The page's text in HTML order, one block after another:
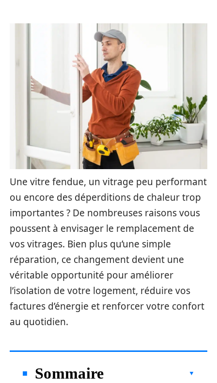
Une vitre fendue, un vitrage peu performant
ou encore des déperditions de chaleur trop
importantes ? De nombreuses raisons vous
poussent à envisager le remplacement de
vos vitrages. Bien plus qu’une simple
réparation, ce changement devient une
véritable opportunité pour améliorer
l’isolation de votre logement, réduire vos
factures d’énergie et renforcer votre confort
au quotidien.
Sommaire